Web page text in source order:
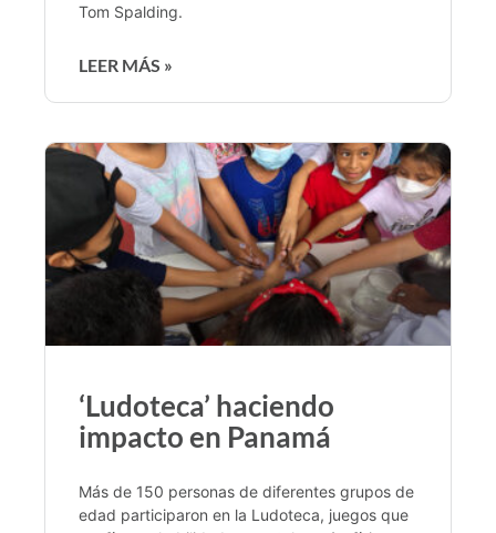
Tom Spalding.
LEER MÁS »
‘Ludoteca’ haciendo
impacto en Panamá
Más de 150 personas de diferentes grupos de
edad participaron en la Ludoteca, juegos que